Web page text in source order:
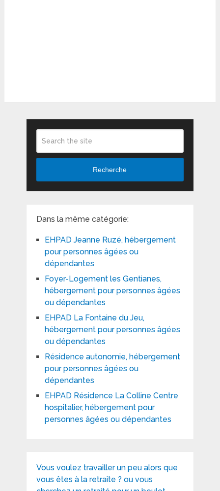
Recherche
Dans la même catégorie:
EHPAD Jeanne Ruzé, hébergement
pour personnes âgées ou
dépendantes
Foyer-Logement les Gentianes,
hébergement pour personnes âgées
ou dépendantes
EHPAD La Fontaine du Jeu,
hébergement pour personnes âgées
ou dépendantes
Résidence autonomie, hébergement
pour personnes âgées ou
dépendantes
EHPAD Résidence La Colline Centre
hospitalier, hébergement pour
personnes âgées ou dépendantes
Vous voulez travailler un peu alors que
vous êtes à la retraite ? ou vous